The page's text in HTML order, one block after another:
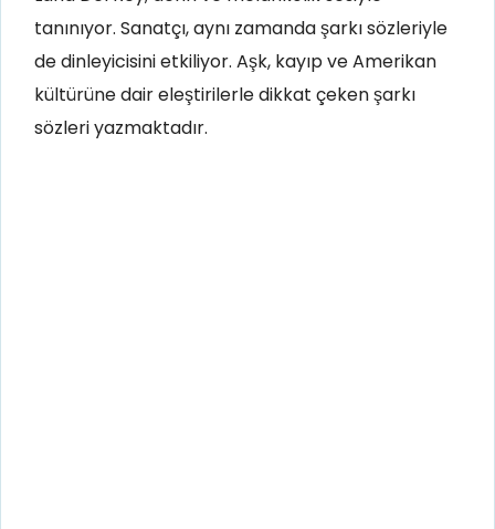
tanınıyor. Sanatçı, aynı zamanda şarkı sözleriyle
de dinleyicisini etkiliyor. Aşk, kayıp ve Amerikan
kültürüne dair eleştirilerle dikkat çeken şarkı
sözleri yazmaktadır.